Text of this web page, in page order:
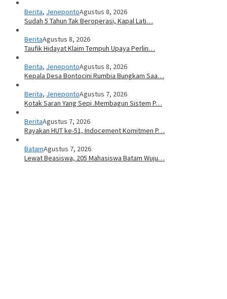
Berita, JenepontoAgustus 8, 2026
Sudah 5 Tahun Tak Beroperasi, Kapal Lati…
BeritaAgustus 8, 2026
Taufik Hidayat Klaim Tempuh Upaya Perlin…
Berita, JenepontoAgustus 8, 2026
Kepala Desa Bontocini Rumbia Bungkam Saa…
Berita, JenepontoAgustus 7, 2026
Kotak Saran Yang Sepi .Membagun Sistem P…
BeritaAgustus 7, 2026
Rayakan HUT ke-51, Indocement Komitmen P…
BatamAgustus 7, 2026
Lewat Beasiswa, 205 Mahasiswa Batam Wuju…